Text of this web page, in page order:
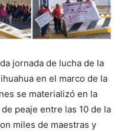
jornada de lucha de la
en el marco de la
se materializó en la
peaje entre las 10 de la
miles de maestras y